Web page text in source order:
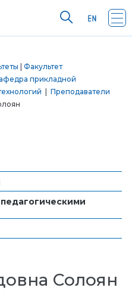
Факультет
прикладной
Преподаватели
Солоян